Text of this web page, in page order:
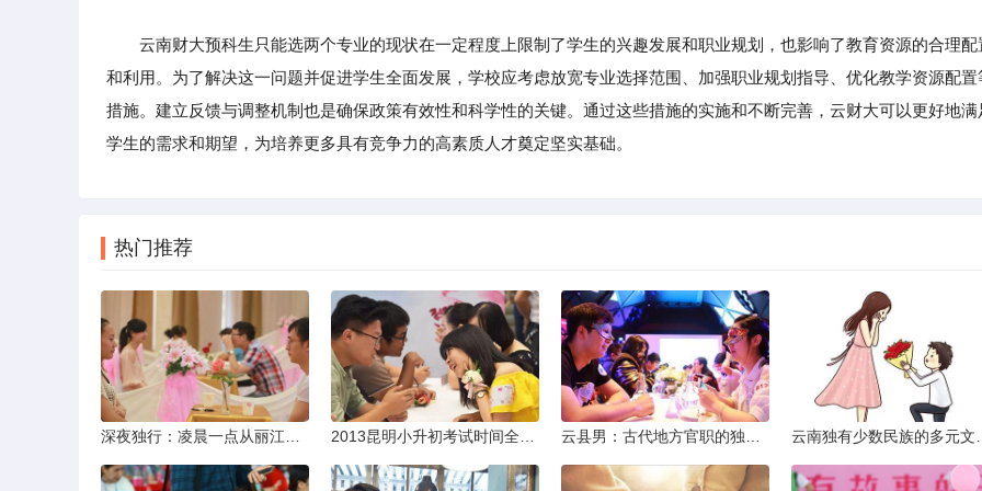
云南财大预科生只能选两个专业的现状在一定程度上限制了学生的兴趣发展和职业规划，也影响了教育资源的合理配
和利用。为了解决这一问题并促进学生全面发展，学校应考虑放宽专业选择范围、加强职业规划指导、优化教学资源配置
措施。建立反馈与调整机制也是确保政策有效性和科学性的关键。通过这些措施的实施和不断完善，云财大可以更好地满
学生的需求和期望，为培养更多具有竞争力的高素质人才奠定坚实基础。
热门推荐